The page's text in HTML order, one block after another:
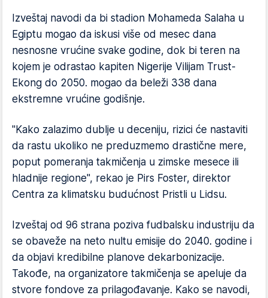
Izveštaj navodi da bi stadion Mohameda Salaha u
Egiptu mogao da iskusi više od mesec dana
nesnosne vrućine svake godine, dok bi teren na
kojem je odrastao kapiten Nigerije Vilijam Trust-
Ekong do 2050. mogao da beleži 338 dana
ekstremne vrućine godišnje.
"Kako zalazimo dublje u deceniju, rizici će nastaviti
da rastu ukoliko ne preduzmemo drastične mere,
poput pomeranja takmičenja u zimske mesece ili
hladnije regione", rekao je Pirs Foster, direktor
Centra za klimatsku budućnost Pristli u Lidsu.
Izveštaj od 96 strana poziva fudbalsku industriju da
se obaveže na neto nultu emisije do 2040. godine i
da objavi kredibilne planove dekarbonizacije.
Takođe, na organizatore takmičenja se apeluje da
stvore fondove za prilagođavanje. Kako se navodi,